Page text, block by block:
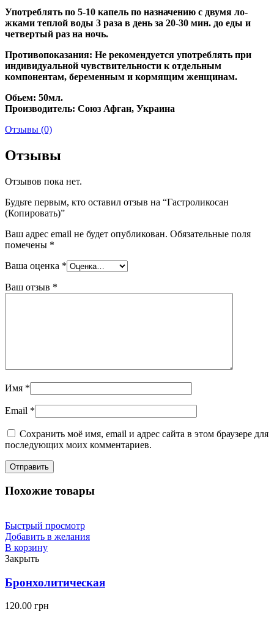
Употреблять по 5-10 капель по назначению с двумя ло-
жками теплой воды 3 раза в день за 20-30 мин. до еды и
четвертый раз на ночь.
Противопоказания: Не рекомендуется употреблять при
индивидуальной чувствительности к отдельным
компонентам, беременным и кормящим женщинам.
Обьем: 50мл.
Производитель: Союз Афган, Украина
Отзывы (0)
Отзывы
Отзывов пока нет.
Будьте первым, кто оставил отзыв на “Гастроликосан
(Копировать)”
Ваш адрес email не будет опубликован. Обязательные поля
помечены *
Ваша оценка *
Ваш отзыв *
Имя *
Email *
Сохранить моё имя, email и адрес сайта в этом браузере для
последующих моих комментариев.
Похожие товары
Быстрый просмотр
Добавить в желания
В корзину
Закрыть
Бронхолитическая
120.00 грн